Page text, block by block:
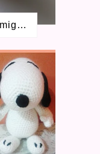
Patrón Mini Perrito Amigurumi